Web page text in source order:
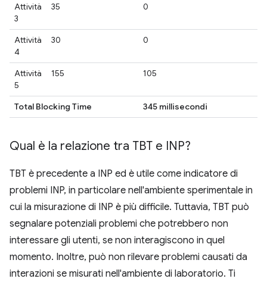
Attività
3
35 0
Attività
4
30 0
Attività
5
155 105
Total Blocking Time 345 millisecondi
Qual è la relazione tra TBT e INP?
TBT è precedente a INP ed è utile come indicatore di
problemi INP, in particolare nell'ambiente sperimentale in
cui la misurazione di INP è più difficile. Tuttavia, TBT può
segnalare potenziali problemi che potrebbero non
interessare gli utenti, se non interagiscono in quel
momento. Inoltre, può non rilevare problemi causati da
interazioni se misurati nell'ambiente di laboratorio. Ti